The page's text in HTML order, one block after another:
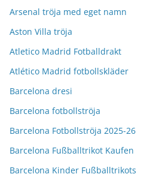
Arsenal tröja med eget namn
Aston Villa tröja
Atletico Madrid Fotballdrakt
Atlético Madrid fotbollskläder
Barcelona dresi
Barcelona fotbollströja
Barcelona Fotbollströja 2025-26
Barcelona Fußballtrikot Kaufen
Barcelona Kinder Fußballtrikots